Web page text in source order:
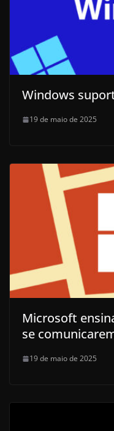
Windows
19 de maio de 2025
Microsoft
se
19 de maio de 2025